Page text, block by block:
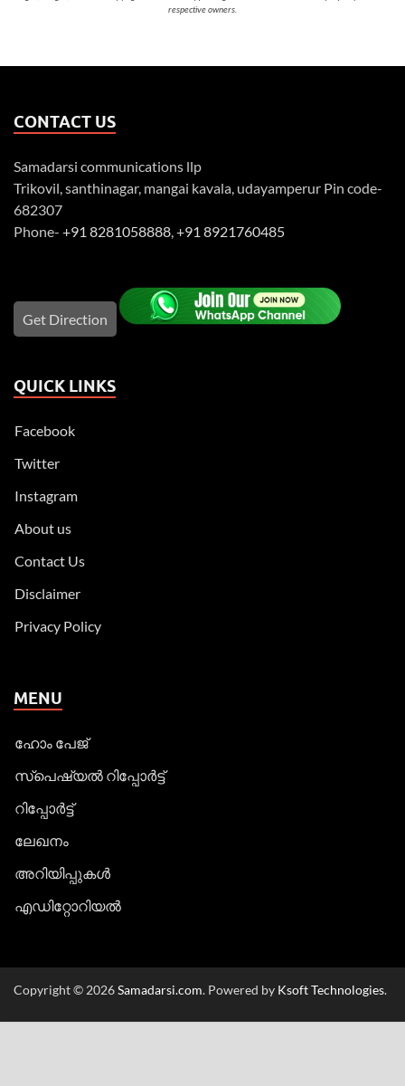
respective owners.
CONTACT US
Samadarsi communications llp
Trikovil, santhinagar, mangai kavala, udayamperur Pin code-
682307
Phone- +91 8281058888,+91 8921760485
Get Direction
QUICK LINKS
Facebook
Twitter
Instagram
About us
Contact Us
Disclaimer
Privacy Policy
MENU
ഹോം പേജ്
സ്പെഷ്യൽ റിപ്പോര്‍ട്ട്
റിപ്പോര്‍ട്ട്
ലേഖനം
അറിയിപ്പുകള്‍
എഡിറ്റോറിയല്‍
Copyright © 2026Samadarsi.com. Powered by Ksoft Technologies.